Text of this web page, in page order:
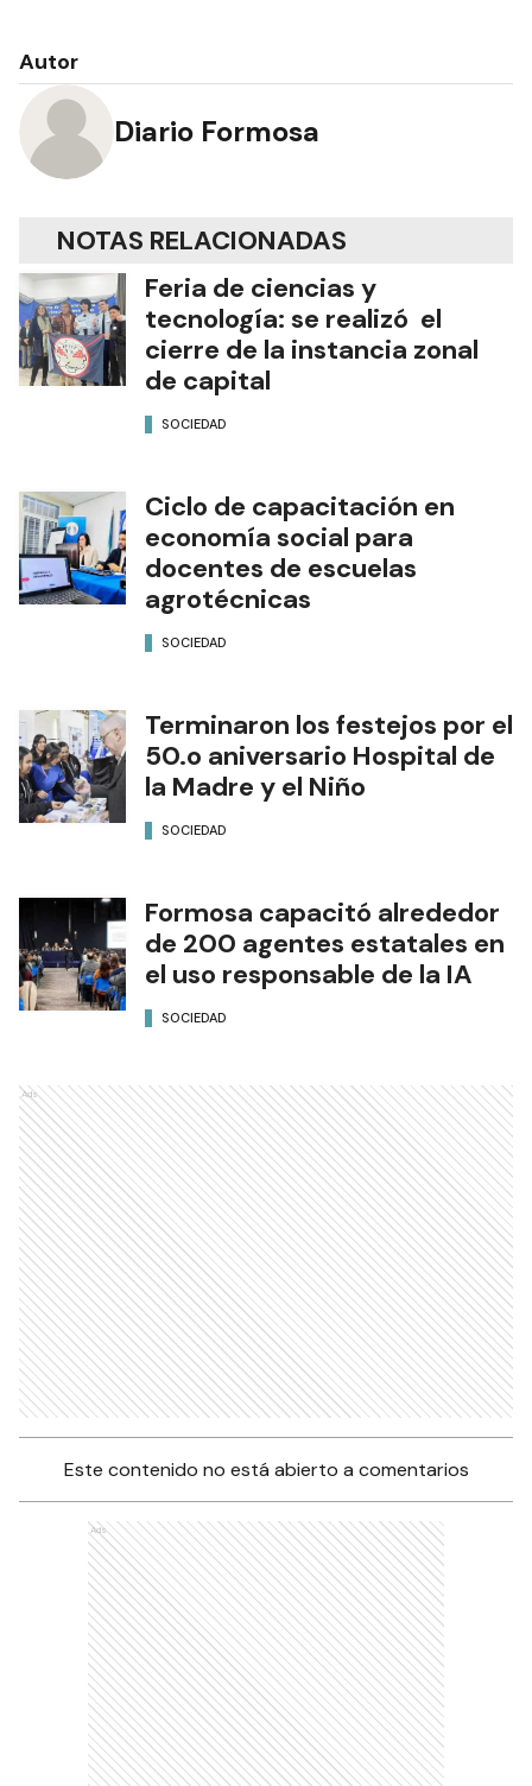
Autor
Diario Formosa
NOTAS RELACIONADAS
Feria de ciencias y
tecnología: se realizó el
cierre de la instancia zonal
de capital
SOCIEDAD
Ciclo de capacitación en
economía social para
docentes de escuelas
agrotécnicas
SOCIEDAD
Terminaron los festejos por el
50.o aniversario Hospital de
la Madre y el Niño
SOCIEDAD
Formosa capacitó alrededor
de 200 agentes estatales en
el uso responsable de la IA
SOCIEDAD
Ads
Este contenido no está abierto a comentarios
Ads